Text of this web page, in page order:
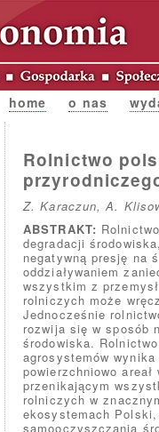
home o nas
Rolnictwo
Z. Karaczun, A.
ABSTRAKT:
degradacji
negatywną presję na
oddziaływaniem
wszystkim z
rolniczych może
Jednocześnie
rozwija się w sposób
środowiska.
agrosystemów
powierzchniowo
przenikającym
rolniczych w
ekosystemach
samooczyszczania